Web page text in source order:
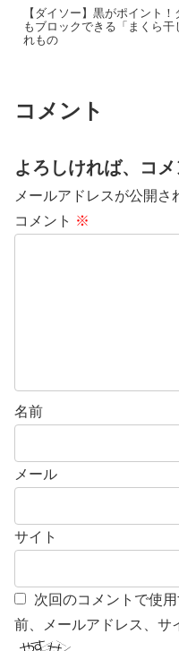
【ダイソー】黒がポイント
もブロックできる「まくら干
れもの
コメント
よろしければ、コメ
メールアドレスが公開さ
コメント ※
名前
メール
サイト
次回のコメントで使
前、メールアドレス、サ